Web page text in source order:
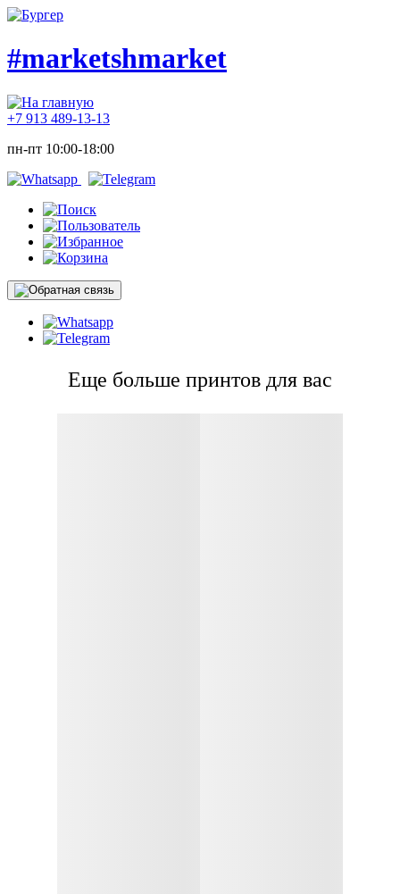
#marketshmarket
+7 913 489-13-13
пн-пт 10:00-18:00
Еще больше принтов для вас